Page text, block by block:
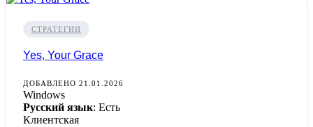
СТРАТЕГИИ
Yes, Your Grace
ДОБАВЛЕНО 21.01.2026
Windows
Русский язык: Есть
Клиентская